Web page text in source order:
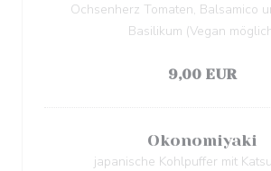
Ochsenherz Tomaten, Balsamico
Basilikum (Vegan
9,00 EUR
Okonomiyaki
japanische Kohlpuffer mit